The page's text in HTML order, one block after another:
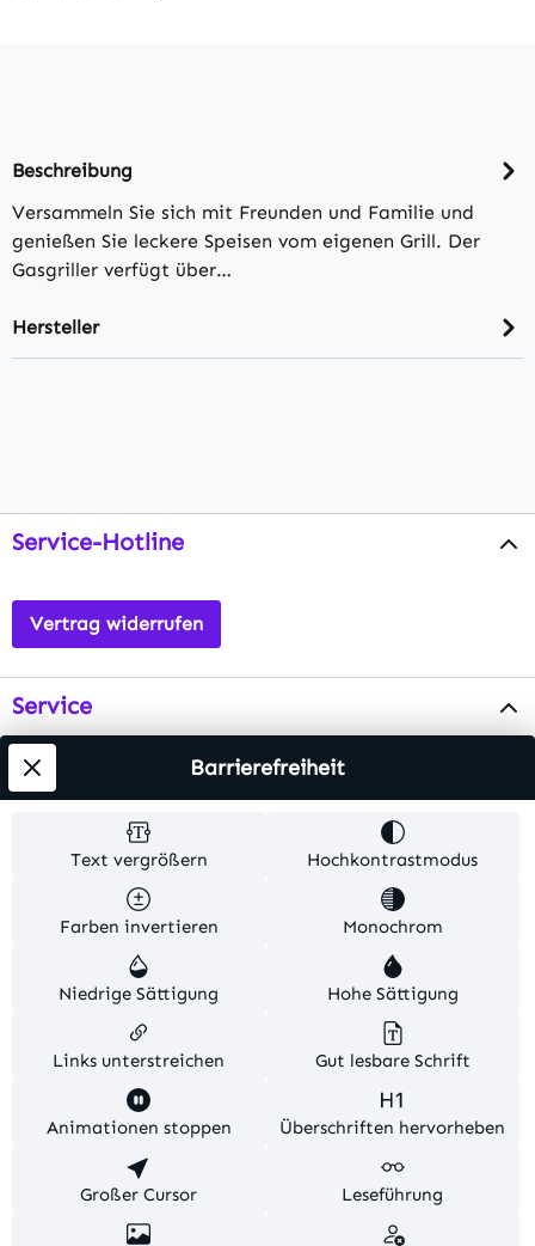
Beschreibung
Versammeln Sie sich mit Freunden und Familie und
genießen Sie leckere Speisen vom eigenen Grill. Der
Gasgriller verfügt über…
Hersteller
Service-Hotline
Vertrag widerrufen
Service
Info
Alle Preise inkl. gesetzl. Mehrwertsteuer zzgl.
Versandkosten . Alle Artikelangaben sind
Herstellerangaben und ohne Gewähr.
© 2026 MKV24 – Alle Rechte vorbehalten. Theme by
TC-Innovations
Text vergrößern Hochkontrastmodus
Farben invertieren Monochrom
Niedrige Sättigung Hohe Sättigung
Links unterstreichen Gut lesbare Schrift
Animationen stoppen Überschriften hervorheben
Großer Cursor Leseführung
Barrierefreiheit
Diese Website verwendet Cookies, um eine bestmögliche
Erfahrung bieten zu können.
Nur technisch notwendige
Konfigurieren